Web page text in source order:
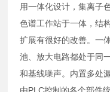
用一体化设计，集离子
色谱工作站于一体，结
扩展有很好的改善。一
池、放大电路都处于同
和基线噪声。内置多处